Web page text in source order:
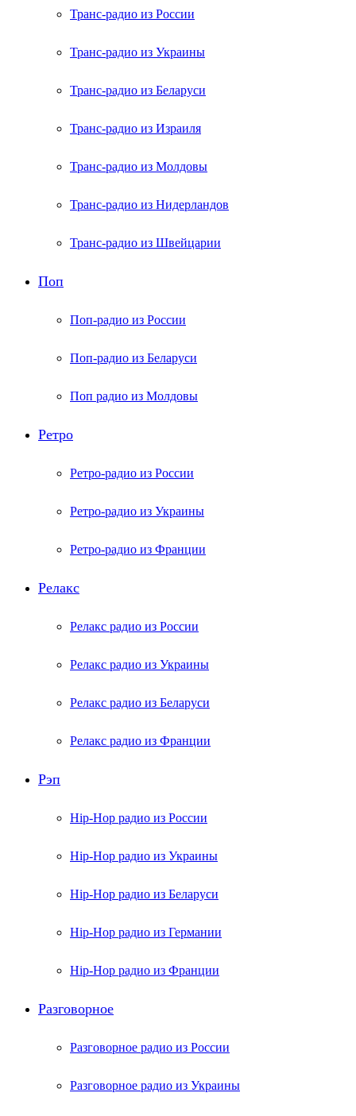
Транс-радио из России
Транс-радио из Украины
Транс-радио из Беларуси
Транс-радио из Израиля
Транс-радио из Молдовы
Транс-радио из Нидерландов
Транс-радио из Швейцарии
Поп
Поп-радио из России
Поп-радио из Беларуси
Поп радио из Молдовы
Ретро
Ретро-радио из России
Ретро-радио из Украины
Ретро-радио из Франции
Релакс
Релакс радио из России
Релакс радио из Украины
Релакс радио из Беларуси
Релакс радио из Франции
Рэп
Hip-Hop радио из России
Hip-Hop радио из Украины
Hip-Hop радио из Беларуси
Hip-Hop радио из Германии
Hip-Hop радио из Франции
Разговорное
Разговорное радио из России
Разговорное радио из Украины